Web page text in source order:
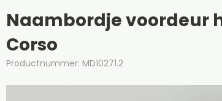
Naambordje voordeur
Corso
Productnummer: MD10271.2